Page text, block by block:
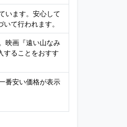
います。安心して
て行われます。
映画『遠い山なみ
することをおすす
番安い価格が表示